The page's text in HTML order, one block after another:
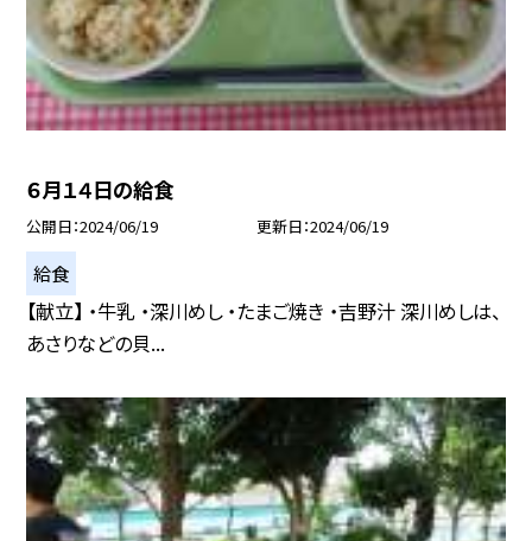
６月１４日の給食
公開日 2024/06/19 更新日 2024/06/19
給食
【献立】 ・牛乳 ・深川めし ・たまご焼き ・吉野汁 深川めしは、
あさりなどの貝...